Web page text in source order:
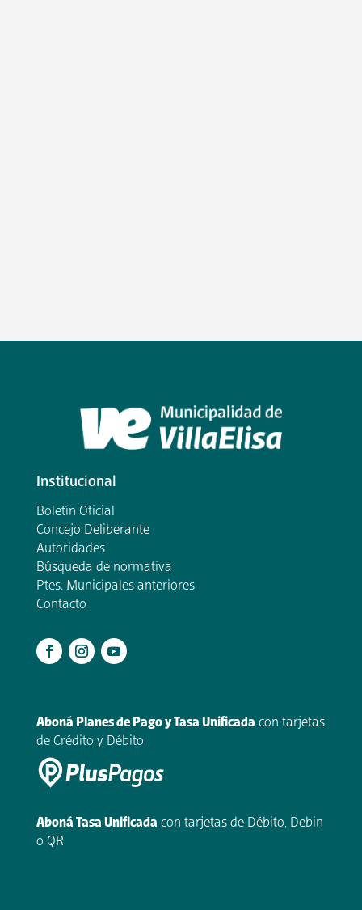
Institucional
Boletín Oficial
Concejo Deliberante
Autoridades
Búsqueda de normativa
Ptes. Municipales anteriores
Contacto
Aboná Planes de Pago y Tasa Unificada con tarjetas
de Crédito y Débito
Aboná Tasa Unificada con tarjetas de Débito, Debin
o QR